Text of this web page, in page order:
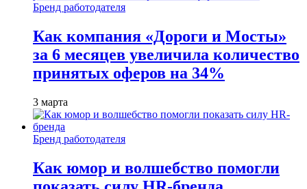
Бренд работодателя
Как компания «Дороги и Мосты»
за 6 месяцев увеличила количество
принятых оферов на 34%
3 марта
Бренд работодателя
Как юмор и волшебство помогли